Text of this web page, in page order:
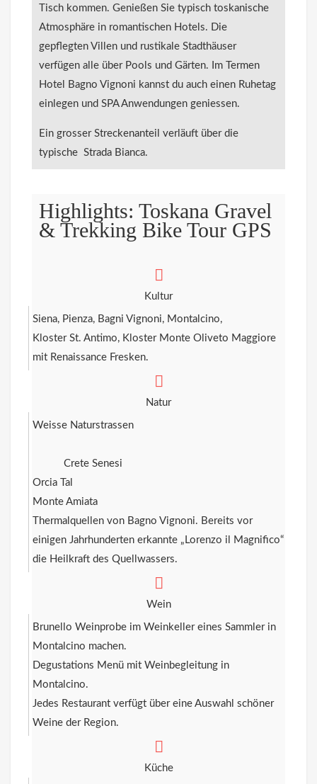
Tisch kommen. Genießen Sie typisch toskanische
Atmosphäre in romantischen Hotels. Die
gepflegten Villen und rustikale Stadthäuser
verfügen alle über Pools und Gärten. Im Termen
Hotel Bagno Vignoni kannst du auch einen Ruhetag
einlegen und SPA Anwendungen geniessen.
Ein grosser Streckenanteil verläuft über die
typische Strada Bianca.
Highlights: Toskana Gravel
& Trekking Bike Tour GPS
Kultur
Siena, Pienza, Bagni Vignoni, Montalcino,
Kloster St. Antimo, Kloster Monte Oliveto Maggiore
mit Renaissance Fresken.
Natur
Weisse Naturstrassen
Crete Senesi
Orcia Tal
Monte Amiata
Thermalquellen von Bagno Vignoni. Bereits vor
einigen Jahrhunderten erkannte „Lorenzo il Magnifico“
die Heilkraft des Quellwassers.
Wein
Brunello Weinprobe im Weinkeller eines Sammler in
Montalcino machen.
Degustations Menü mit Weinbegleitung in
Montalcino.
Jedes Restaurant verfügt über eine Auswahl schöner
Weine der Region.
Küche